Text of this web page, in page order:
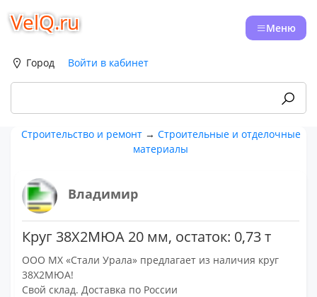
VelQ.ru Меню
Город Войти в кабинет
Строительство и ремонт→ Строительные и отделочные
материалы
Владимир
Круг 38Х2МЮА 20 мм, остаток: 0,73 т
ООО МХ «Стали Урала» предлагает из наличия круг
38Х2МЮА!
Свой склад. Доставка по России